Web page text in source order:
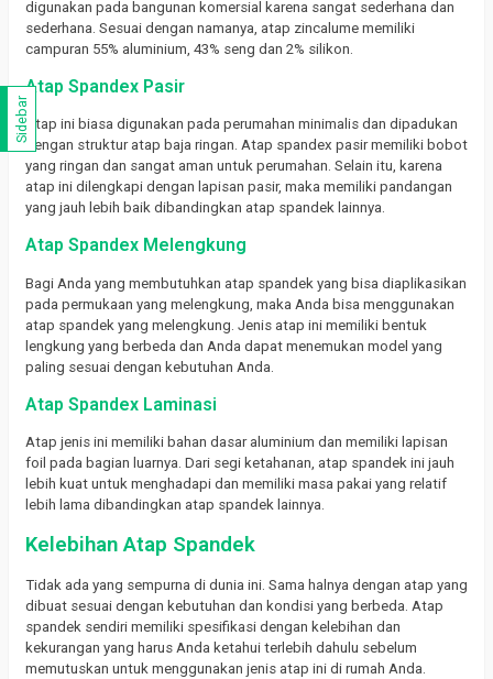
digunakan pada bangunan komersial karena sangat sederhana dan
sederhana. Sesuai dengan namanya, atap zincalume memiliki
campuran 55% aluminium, 43% seng dan 2% silikon.
Atap Spandex Pasir
Atap ini biasa digunakan pada perumahan minimalis dan dipadukan
dengan struktur atap baja ringan. Atap spandex pasir memiliki bobot
yang ringan dan sangat aman untuk perumahan. Selain itu, karena
atap ini dilengkapi dengan lapisan pasir, maka memiliki pandangan
yang jauh lebih baik dibandingkan atap spandek lainnya.
Atap Spandex Melengkung
Bagi Anda yang membutuhkan atap spandek yang bisa diaplikasikan
pada permukaan yang melengkung, maka Anda bisa menggunakan
atap spandek yang melengkung. Jenis atap ini memiliki bentuk
lengkung yang berbeda dan Anda dapat menemukan model yang
paling sesuai dengan kebutuhan Anda.
Atap Spandex Laminasi
Atap jenis ini memiliki bahan dasar aluminium dan memiliki lapisan
foil pada bagian luarnya. Dari segi ketahanan, atap spandek ini jauh
lebih kuat untuk menghadapi dan memiliki masa pakai yang relatif
lebih lama dibandingkan atap spandek lainnya.
Kelebihan Atap Spandek
Tidak ada yang sempurna di dunia ini. Sama halnya dengan atap yang
dibuat sesuai dengan kebutuhan dan kondisi yang berbeda. Atap
spandek sendiri memiliki spesifikasi dengan kelebihan dan
kekurangan yang harus Anda ketahui terlebih dahulu sebelum
memutuskan untuk menggunakan jenis atap ini di rumah Anda.
Sidebar